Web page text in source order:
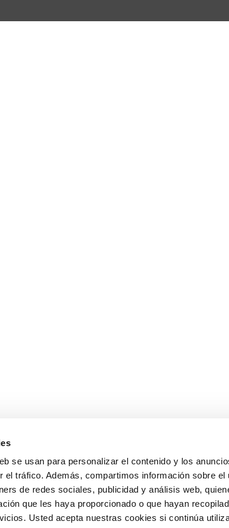
se usan para personalizar el contenido y los
el tráfico. Además, compartimos información sobre el
de redes sociales, publicidad y análisis web,
que les haya proporcionado o que hayan
Usted acepta nuestras cookies si continúa